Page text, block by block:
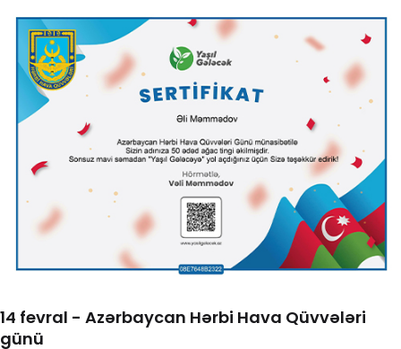
14 fevral - Azərbaycan Hərbi Hava Qüvvələri
günü